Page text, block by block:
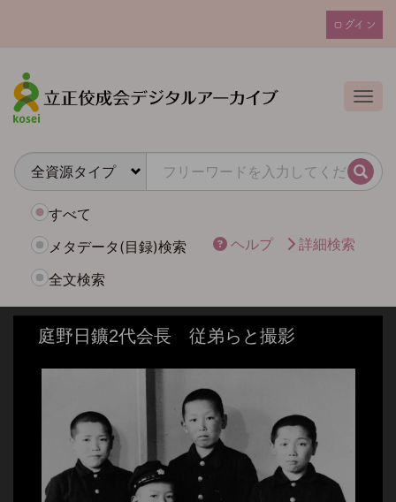
ン
テ
ン
ユ
カ
ウ
ト
ュ
ログイン
検索
すべて
メタデータ(目録)検索
全文検索
ヘルプ 詳細検索